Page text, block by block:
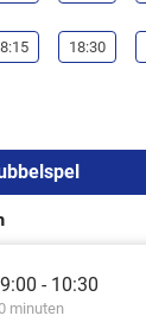
18:30
- 10:30
minuten